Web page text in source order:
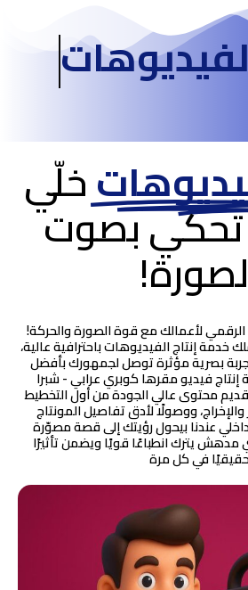
خلّي
تحكي بصوت
لأعمالك مع قوة الصورة والحركة!
إنتاج الفيديوهات باحترافية عالية،
بصرية مؤثرة توصل لجمهورك بأفضل
فيديو مقرها كوبري عرابي - شبرا
محتوى عالي الجودة من أول التخطيط
والإخراج، ووصولًا لأدق تفاصيل المونتاج
عندنا بيحول رؤيتك إلى قصة مصوّرة
مدهش يترك انطباعًا قويًا ويضمن تأثيرًا
في كل مرة